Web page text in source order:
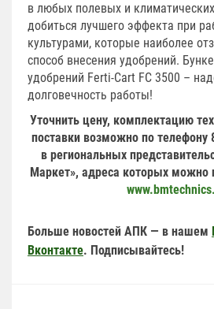
в любых полевых и
добиться лучшего эффекта при
культурами, которые наиболее
способ внесения удобрений.
удобрений Ferti-Cart FC 3500 –
долговечность работы!
Уточнить цену, комплектацию
поставки возможно по телефону
в региональных
Маркет», адреса которых можно
Больше новостей АПК — в нашем
Вконтакте. Подписывайтесь!